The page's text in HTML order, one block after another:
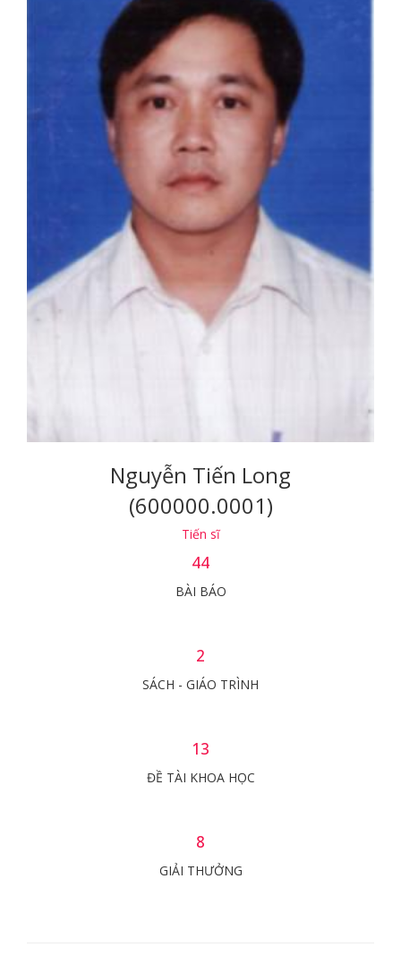
Nguyễn Tiến Long
(600000.0001)
Tiến sĩ
44
BÀI BÁO
2
SÁCH - GIÁO TRÌNH
13
ĐỀ TÀI KHOA HỌC
8
GIẢI THƯỞNG